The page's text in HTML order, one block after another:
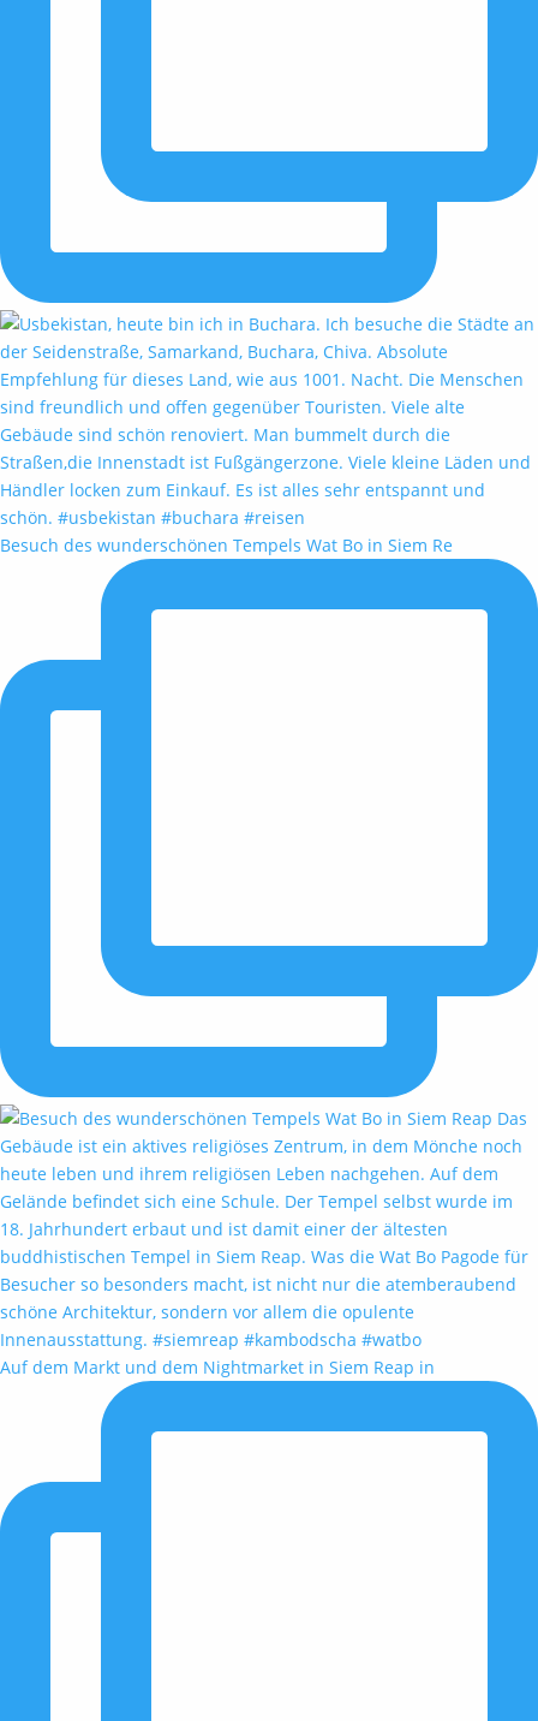
Besuch des wunderschönen Tempels Wat Bo in Siem Re
Auf dem Markt und dem Nightmarket in Siem Reap in